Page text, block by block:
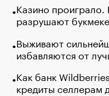
Казино
разрушают
Выживают
избавляются от
Как банк
кредиты селлерам